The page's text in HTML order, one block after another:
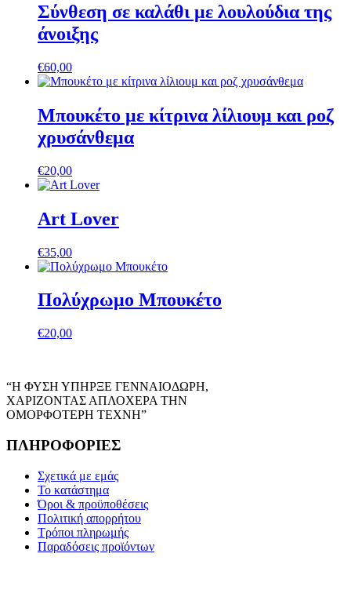
Σύνθεση σε καλάθι με λουλούδια της
άνοιξης
€60,00
Μπουκέτο με κίτρινα λίλιουμ και ροζ
χρυσάνθεμα
€20,00
Art Lover
€35,00
Πολύχρωμο Μπουκέτο
€20,00
“Η ΦΥΣΗ ΥΠΗΡΞΕ ΓΕΝΝΑΙΟΔΩΡΗ,
ΧΑΡΙΖΟΝΤΑΣ ΑΠΛΟΧΕΡΑ ΤΗΝ
ΟΜΟΡΦΟΤΕΡΗ ΤΕΧΝΗ”
ΠΛΗΡΟΦΟΡΙΕΣ
Σχετικά με εμάς
Το κατάστημα
Όροι & προϋποθέσεις
Πολιτική απορρήτου
Τρόποι πληρωμής
Παραδόσεις προϊόντων